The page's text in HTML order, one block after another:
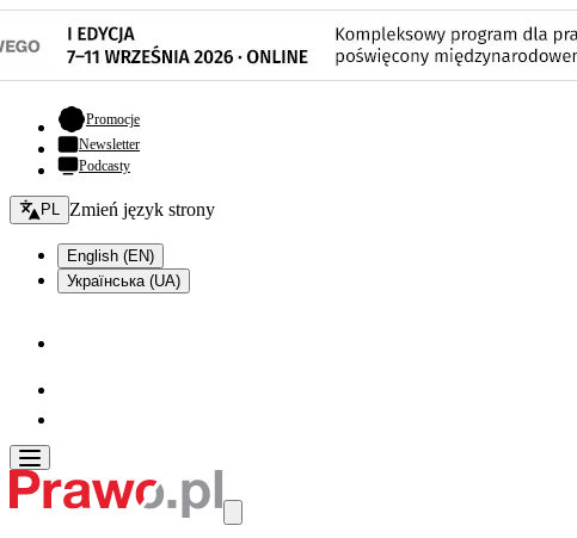
Promocje- otwiera się w nowej karcie
Newsletter
Podcasty
Zmień język - bieżący:
PL Zmień język strony
English (EN)
Українська (UA)